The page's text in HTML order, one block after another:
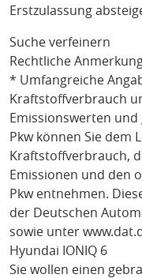
Erstzulassung
Suche verfeinern
Rechtliche
* Umfangreiche
Kraftstoffverbrauch
Emissionswerten
Pkw können Sie dem
Kraftstoffverbrauch,
Emissionen und den
Pkw entnehmen.
der Deutschen
sowie unter
Hyundai IONIQ 6
Sie wollen einen